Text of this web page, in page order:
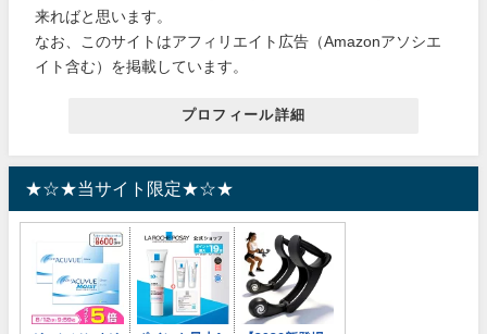
来ればと思います。
なお、このサイトはアフィリエイト広告（Amazonアソシエ
イト含む）を掲載しています。
プロフィール詳細
★☆★当サイト限定★☆★